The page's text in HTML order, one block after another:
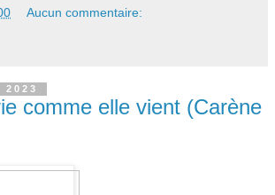
Aucun commentaire:
comme elle vient (Carène